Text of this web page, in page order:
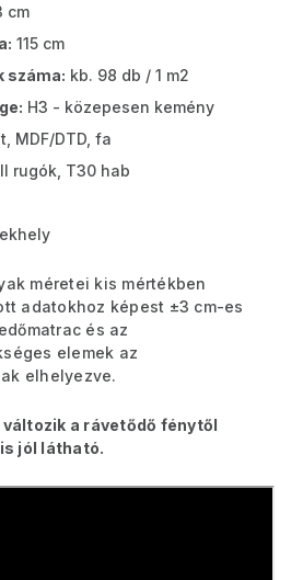
cm
115 cm
száma: kb. 98 db / 1 m2
H3 - közepesen kemény
MDF/DTD, fa
rugók, T30 hab
méretei kis mértékben
adatokhoz képest ±3 cm-es
és az
elemek az
elhelyezve.
a rávetődő fénytől
jól látható.